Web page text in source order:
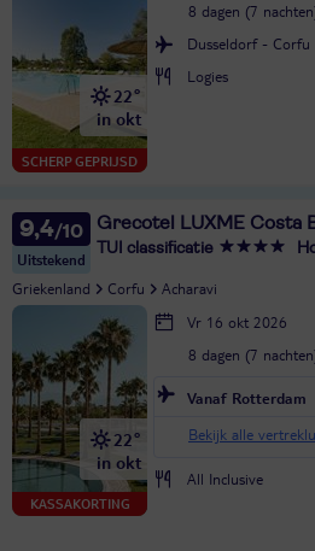
SCHERP GEPRIJSD
22°
in okt
8 dagen (7
Dusseldorf - Corfu
Logies
9,4
Uitstekend
Grecotel LUXME Costa
TUI classificatie
Griekenland Corfu Acharavi
KASSAKORTING
22°
in okt
Vr 16 okt 2026
8 dagen (7
Vanaf Rotterdam
Bekijk alle
All Inclusive